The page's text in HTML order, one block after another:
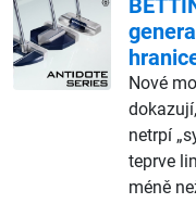
Nové
netrpí
teprve
méně